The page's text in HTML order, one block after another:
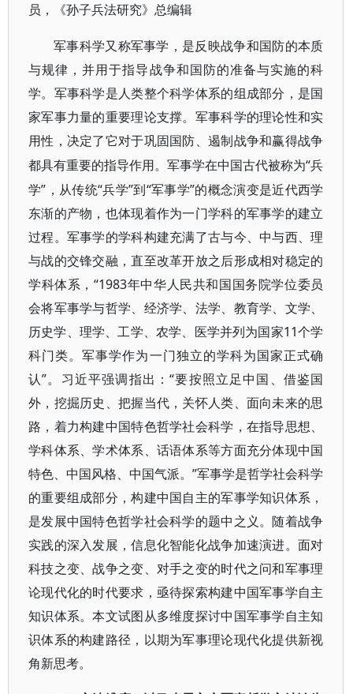
员，《孙子兵法研究》总编辑
军事科学又称军事学，是反映战争和国防的本质
与规律，并用于指导战争和国防的准备与实施的科
学。军事科学是人类整个科学体系的组成部分，是国
家军事力量的重要理论支撑。军事科学的理论性和实
用性，决定了它对于巩固国防、遏制战争和赢得战争
都具有重要的指导作用。军事学在中国古代被称为“兵
学”，从传统“兵学”到“军事学”的概念演变是近代西学
东渐的产物，也体现着作为一门学科的军事学的建立
过程。军事学的学科构建充满了古与今、中与西、理
与战的交锋交融，直至改革开放之后形成相对稳定的
学科体系，“1983年中华人民共和国国务院学位委员
会将军事学与哲学、经济学、法学、教育学、文学、
历史学、理学、工学、农学、医学并列为国家11个学
科门类。军事学作为一门独立的学科为国家正式确
认”。习近平强调指出：“要按照立足中国、借鉴国
外，挖掘历史、把握当代，关怀人类、面向未来的思
路，着力构建中国特色哲学社会科学，在指导思想、
学科体系、学术体系、话语体系等方面充分体现中国
特色、中国风格、中国气派。”军事学是哲学社会科学
的重要组成部分，构建中国自主的军事学知识体系，
是发展中国特色哲学社会科学的题中之义。随着战争
实践的深入发展，信息化智能化战争加速演进。面对
科技之变、战争之变、对手之变的时代之问和军事理
论现代化的时代要求，亟待探索构建中国军事学自主
知识体系。本文试图从多维度探讨中国军事学自主知
识体系的构建路径，以期为军事理论现代化提供新视
角新思考。